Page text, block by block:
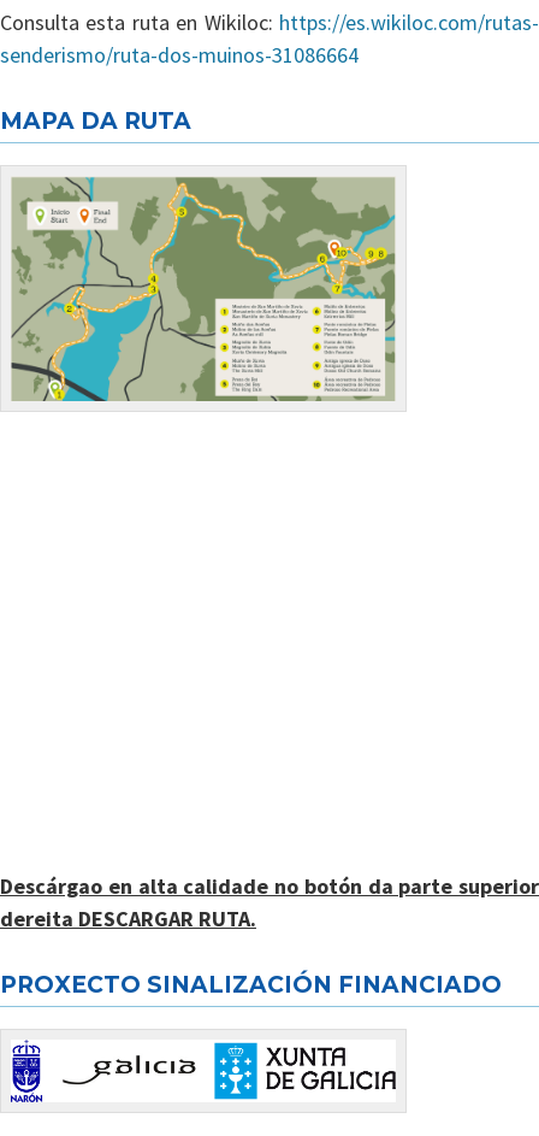
Consulta esta ruta en Wikiloc: https://es.wikiloc.com/rutas-
senderismo/ruta-dos-muinos-31086664
MAPA DA RUTA
Descárgao en alta calidade no botón da parte superior
dereita DESCARGAR RUTA.
PROXECTO SINALIZACIÓN FINANCIADO